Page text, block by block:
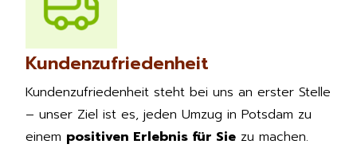
Kundenzufriedenheit
Kundenzufriedenheit steht bei uns an erster Stelle
– unser Ziel ist es, jeden Umzug in Potsdam zu
einem positiven Erlebnis für Sie zu machen.